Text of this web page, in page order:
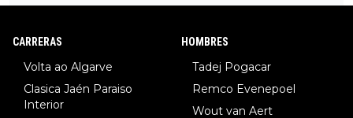
CARRERAS
Volta ao Algarve
Clasica Jaén Paraiso
Interior
HOMBRES
Tadej Pogacar
Remco Evenepoel
Wout van Aert